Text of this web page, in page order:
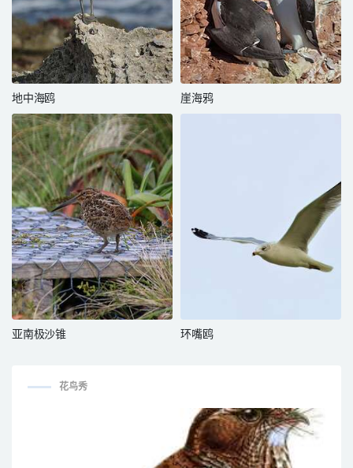
地中海鸥 崖海鸦
亚南极沙锥 环嘴鸥
花鸟秀